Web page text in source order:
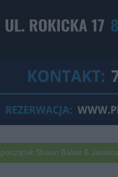
Shaun Baker & Jessica Jean